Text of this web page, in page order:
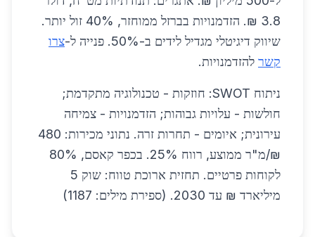
3.8 ₪. הזדמנויות בברזל ממוחזר, 40% זול יותר.
שיווק דיגיטלי מגדיל לידים ב-50%. פנייה ל-
צרו
קשר להזדמנויות.
ניתוח SWOT: חוזקות - טכנולוגיה מתקדמת;
חולשות - עלויות גבוהות; הזדמנויות - צמיחה
עירונית; איומים - תחרות זרה. נתוני מכירות: 480
₪/מ"ר ממוצע, רווח 25%. בכפר קאסם, 80%
לקוחות פרטיים. תחזית ארוכת טווח: שוק 5
מיליארד ₪ עד 2030. (ספירת מילים: 1187)